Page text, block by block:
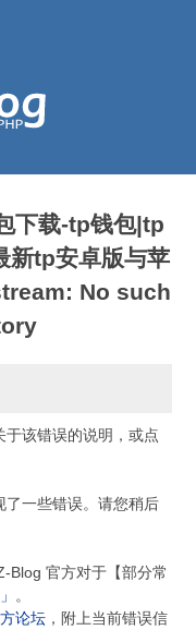
下载-tp钱包|tp
新tp安卓版与苹
No such
该错误的说明，或点
了一些错误。请您稍后
Blog 官方对于【部分常
。
论坛 ，附上当前错误信